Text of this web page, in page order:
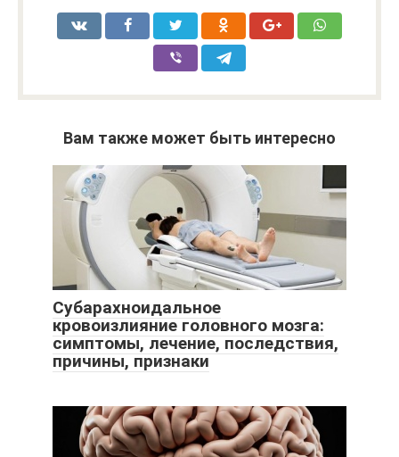
Вам также может быть интересно
Субарахноидальное
кровоизлияние головного мозга:
симптомы, лечение, последствия,
причины, признаки